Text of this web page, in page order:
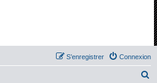
Connexion
S’enregistrer